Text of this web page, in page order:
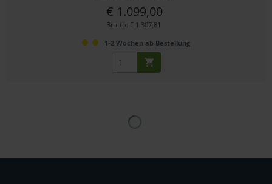
€ 1.099,00
Brutto: € 1.307,81
1-2 Wochen ab Bestellung